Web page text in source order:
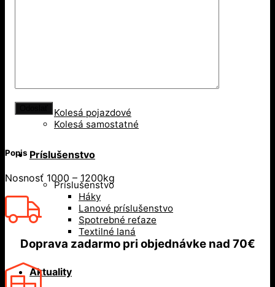
Kolesá pojazdové
Kolesá samostatné
Príslušenstvo
Príslušenstvo
Háky
Lanové príslušenstvo
Spotrebné reťaze
Textilné laná
Aktuality
Popis
Nosnosť 1000 – 1200kg
Doprava zadarmo pri objednávke nad 70€